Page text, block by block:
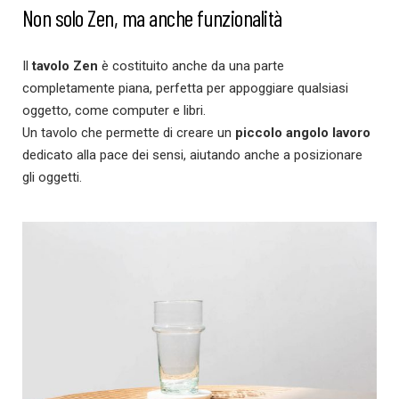
Non solo Zen, ma anche funzionalità
Iltavolo Zen è costituito anche da una parte
completamente piana, perfetta per appoggiare qualsiasi
oggetto, come computer e libri.
Un tavolo che permette di creare un piccolo angolo lavoro
dedicato alla pace dei sensi, aiutando anche a posizionare
gli oggetti.